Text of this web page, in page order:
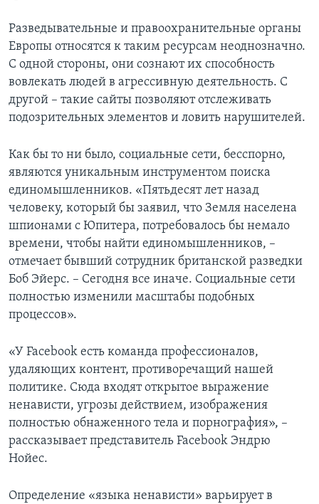
Разведывательные и правоохранительные органы
Европы относятся к таким ресурсам неоднозначно.
С одной стороны, они сознают их способность
вовлекать людей в агрессивную деятельность. С
другой – такие сайты позволяют отслеживать
подозрительных элементов и ловить нарушителей.
Как бы то ни было, социальные сети, бесспорно,
являются уникальным инструментом поиска
единомышленников. «Пятьдесят лет назад
человеку, который бы заявил, что Земля населена
шпионами с Юпитера, потребовалось бы немало
времени, чтобы найти единомышленников, –
отмечает бывший сотрудник британской разведки
Боб Эйерс. – Сегодня все иначе. Социальные сети
полностью изменили масштабы подобных
процессов».
«У Facebook есть команда профессионалов,
удаляющих контент, противоречащий нашей
политике. Сюда входят открытое выражение
ненависти, угрозы действием, изображения
полностью обнаженного тела и порнография», –
рассказывает представитель Facebook Эндрю
Нойес.
Определение «языка ненависти» варьирует в